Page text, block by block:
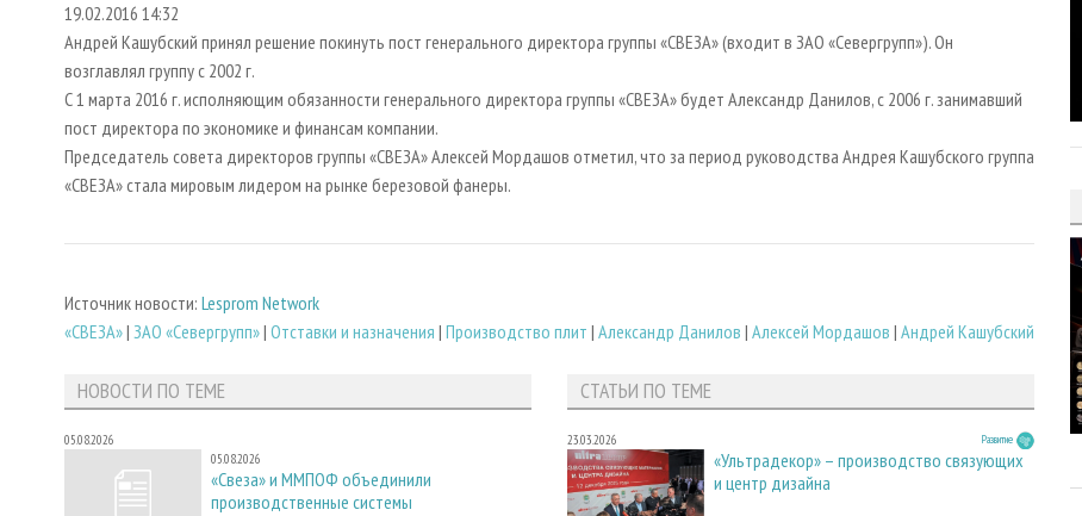
19.02.2016 14:32
Андрей Кашубский принял решение покинуть пост генерального директора группы «СВЕЗА» (входит в ЗАО «Севергрупп»). Он
возглавлял группу с 2002 г.
С 1 марта 2016 г. исполняющим обязанности генерального директора группы «СВЕЗА» будет Александр Данилов, с 2006 г. занимавший
пост директора по экономике и финансам компании.
Председатель совета директоров группы «СВЕЗА» Алексей Мордашов отметил, что за период руководства Андрея Кашубского группа
«СВЕЗА» стала мировым лидером на рынке березовой фанеры.
Источник новости: Lesprom Network
«СВЕЗА»| ЗАО «Севергрупп»| Отставки и назначения | Производство плит | Александр Данилов | Алексей Мордашов | Андрей Кашубский
НОВОСТИ ПО ТЕМЕ
05.08.2026
05.08.2026
«Свеза» и ММПОФ объединили
производственные системы
СТАТЬИ ПО ТЕМЕ
23.03.2026 Развитие
«Ультрадекор» – производство связующих
и центр дизайна